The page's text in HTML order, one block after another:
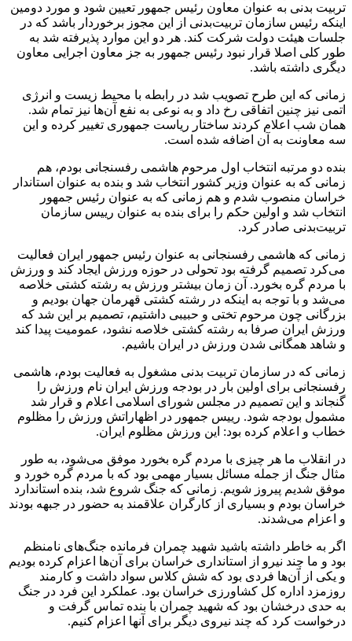
تربیت بدنی به عنوان معاون رئیس جمهور تعیین شود و مورد دومین
اینکه رئیس سازمان تربیت‌بدنی از این مجوز برخوردار باشد که در
جلسات هیئت دولت شرکت کند. هر دو این موارد پذیرفته شد به
طور کلی اصلا قرار نبود رئیس جمهور به جز معاون اجرایی معاون
دیگری داشته باشد.
زمانی که این طرح تصویب شد در رابطه با محیط‌ زیست و انرژی
اتمی نیز چنین اتفاقی رخ داد و به نوعی به نفع آن‌ها نیز تمام شد.
همان شب اعلام کردند ساختار ریاست جمهوری تغییر کرده و این
سه معاونت به آن اضافه شده است.
بنده دو مرتبه انتخاب اول مرحوم هاشمی رفسنجانی بودم، هم
زمانی که به عنوان وزیر کشور انتخاب شد و بنده به عنوان استاندار
خراسان منصوب شدم و هم زمانی که به عنوان رئیس جمهور
انتخاب شد و اولین حکم را برای بنده به عنوان رییس سازمان
تربیت‌بدنی صادر کرد.
زمانی که هاشمی رفسنجانی به عنوان رئیس جمهور ایران فعالیت
می‌کرد تصمیم گرفته بود تحولی در حوزه ورزش ایجاد کند و ورزش
با مردم گره بخورد. آن زمان بیشتر ورزش به رشته کشتی خلاصه
می‌شد و با توجه به اینکه در رشته کشتی قهرمان جهان بودیم و
بزرگانی چون مرحوم تختی و حبیبی داشتیم، تصمیم بر این شد که
ورزش ایران صرفا به رشته کشتی خلاصه نشود، عمومیت پیدا کند
و شاهد همگانی شدن ورزش در ایران باشیم.
زمانی که در سازمان تربیت بدنی مشغول به فعالیت بودم، هاشمی‌
رفسنجانی برای اولین بار در بودجه ورزش ایران نام ورزش را
گنجاند و این تصمیم در مجلس شورای اسلامی اعلام و قرار شد
مشمول بودجه شود. رییس جمهور در اظهاراتش ورزش را مظلوم
خطاب و اعلام کرده بود: این ورزش مظلوم ایران.
در انقلاب ما هر چیزی با مردم گره بخورد موفق می‌شود، به طور
مثال جنگ از جمله مسائل بسیار مهمی بود که با مردم گره خورد و
موفق شدیم پیروز شویم. زمانی که جنگ شروع شد، بنده استاندارد
خراسان بودم و بسیاری از کارگران علاقمند به حضور در جبهه بودند
و اعزام می‌شدند.
اگر به خاطر داشته باشید شهید چمران فرمانده جنگ‌های نامنظم
بود و ما چند نیرو از استانداری خراسان برای آن‌ها اعزام کرده بودیم
و یکی از آن‌ها فردی بود که شش کلاس سواد داشت و کارمند
روزمزد اداره کل کشاورزی خراسان بود. عملکرد این فرد در جنگ
به حدی درخشان بود که شهید چمران با بنده تماس گرفت و
درخواست کرد که چند نیروی دیگر برای آنها اعزام کنیم.